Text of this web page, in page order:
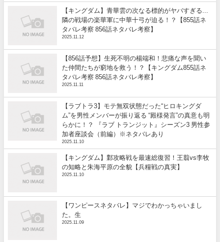
【キングダム】青華雲の次なる標的がヤバすぎる...
隣の戦場の楽華軍に中華十弓が迫る！？【855話ネ
タバレ考察 856話ネタバレ考察】
2025.11.12
【856話予想】生死不明の楊端和！悲痛な声を聞い
た仲間たちが窮地を救う！？【キングダム855話ネ
タバレ考察 856話ネタバレ考察】
2025.11.11
【ラブトラ3】モテ無双状態だった“ヒロキングダ
ム”を男性メンバーが振り返る “殿様発言”の真意も明
らかに！？ 『ラブ トランジット』シーズン3 男性参
加者座談会（前編）※ネタバレあり
2025.11.10
【キングダム】鄴攻略戦を最速総復習！王翦vs李牧
の知略と朱海平原の全貌【兵糧戦の真実】
2025.11.10
【ワンピースネタバレ】マジでわかっちゃいまし
た。生
2025.11.09